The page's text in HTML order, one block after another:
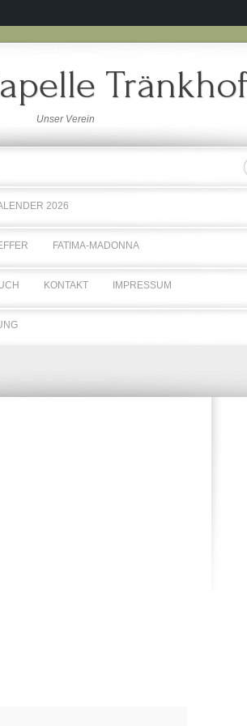
Unser Verein
2026
FATIMA-MADONNA
KONTAKT IMPRESSUM